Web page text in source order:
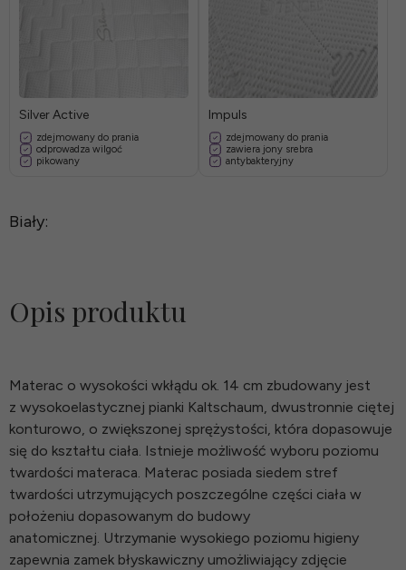
Silver Active
zdejmowany do prania
odprowadza wilgoć
pikowany
Impuls
zdejmowany do prania
zawiera jony srebra
antybakteryjny
Biały:
Opis produktu
Materac o wysokości wkłądu ok. 14 cm zbudowany jest
z wysokoelastycznej pianki Kaltschaum, dwustronnie ciętej
konturowo, o zwiększonej sprężystości, która dopasowuje
się do kształtu ciała. Istnieje możliwość wyboru poziomu
twardości materaca. Materac posiada siedem stref
twardości utrzymujących poszczególne części ciała w
położeniu dopasowanym do budowy
anatomicznej. Utrzymanie wysokiego poziomu higieny
zapewnia zamek błyskawiczny umożliwiający zdjęcie